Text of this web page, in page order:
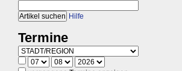
Hilfe
Termine